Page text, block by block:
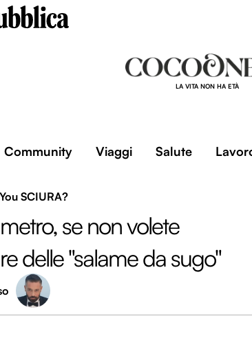
LA VITA NON HA ETÀ
Community Viaggi Salute
SCIURA?
se non volete
delle "salame da sugo"